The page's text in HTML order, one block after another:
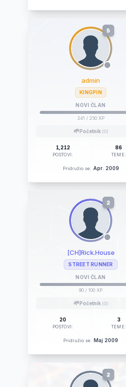
5
admin
KINGPIN
NOVI ČLAN
241 / 250 XP
🌱Početnik (0)
1,212
POSTOVI:
86
TEME:
Pridružio se: Apr. 2009
2
[CH]Rick.House
STREET RUNNER
NOVI ČLAN
90 / 100 XP
🌱Početnik (0)
20
POSTOVI:
3
TEME:
Pridružio se: Maj 2009
2